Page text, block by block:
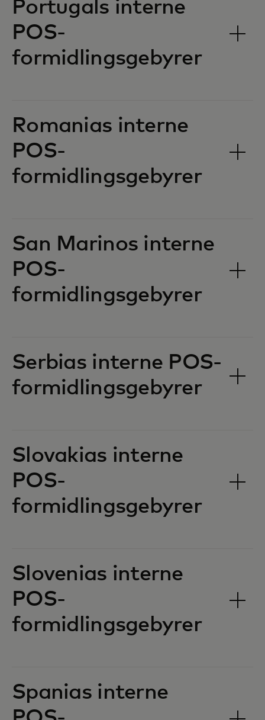
Portugals interne
POS-
formidlingsgebyrer‎‎
Romanias interne
POS-
formidlingsgebyrer‎‎
San Marinos interne
POS-
formidlingsgebyrer‎‎
Serbias interne POS-
formidlingsgebyrer‎‎
Slovakias interne
POS-
formidlingsgebyrer‎‎
Slovenias interne
POS-
formidlingsgebyrer‎‎
Spanias interne